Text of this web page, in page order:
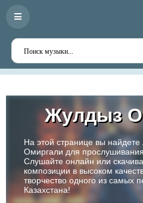
Жулдыз
На этой странице вы
Омиргали для прослушивания
Слушайте онлайн или
композиции в высоком
творчество одного из самых
Казахстана!